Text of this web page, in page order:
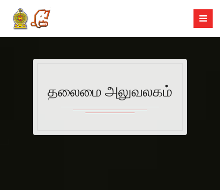
தலைமை அலுவலகம்